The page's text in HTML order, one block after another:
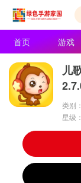
首页 游戏
儿
类别
星级